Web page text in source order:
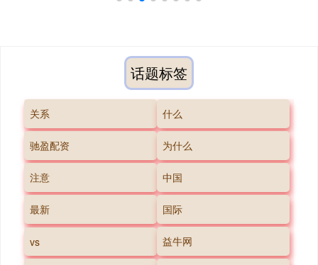
话题标签
关系 什么
驰盈配资 为什么
注意 中国
最新 国际
vs 益牛网